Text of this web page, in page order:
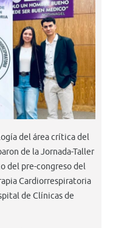
del área crítica del
de la Jornada-Taller
del pre-congreso del
Cardiorrespiratoria
de Clínicas de